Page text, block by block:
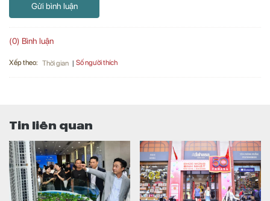
Gửi bình luận
(0) Bình luận
Xếp theo: Thời gian Số người thích
Tin liên quan